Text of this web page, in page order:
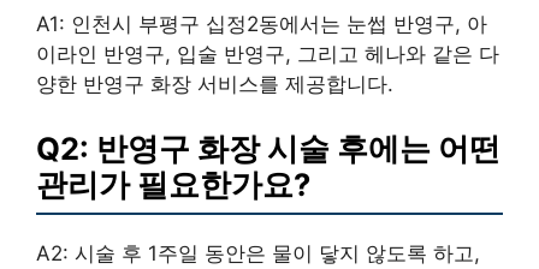
A1: 인천시 부평구 십정2동에서는 눈썹 반영구, 아
이라인 반영구, 입술 반영구, 그리고 헤나와 같은 다
양한 반영구 화장 서비스를 제공합니다.
Q2: 반영구 화장 시술 후에는 어떤
관리가 필요한가요?
A2: 시술 후 1주일 동안은 물이 닿지 않도록 하고,